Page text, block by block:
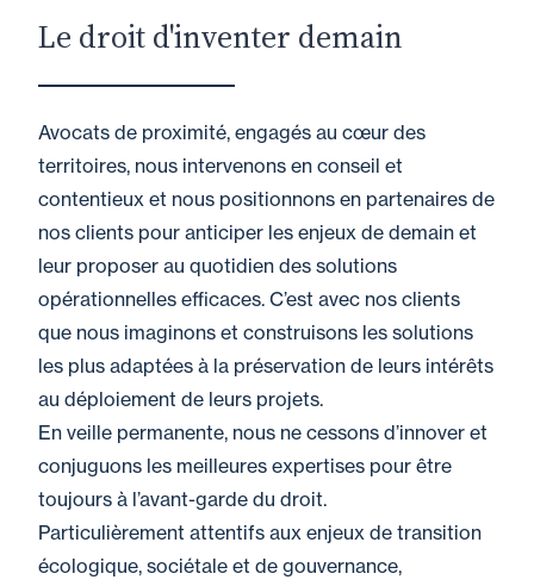
Le droit d'inventer demain
Avocats de proximité, engagés au cœur des
territoires, nous intervenons en conseil et
contentieux et nous positionnons en partenaires de
nos clients pour anticiper les enjeux de demain et
leur proposer au quotidien des solutions
opérationnelles efficaces. C’est avec nos clients
que nous imaginons et construisons les solutions
les plus adaptées à la préservation de leurs intérêts
au déploiement de leurs projets.
En veille permanente, nous ne cessons d’innover et
conjuguons les meilleures expertises pour être
toujours à l’avant-garde du droit.
Particulièrement attentifs aux enjeux de transition
écologique, sociétale et de gouvernance,